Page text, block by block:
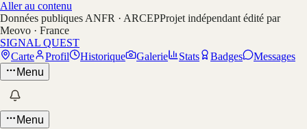
Aller au contenu
Données publiques ANFR · ARCEPProjet indépendant édité par
Meovo · France
SIGNAL QUEST
Carte
Profil Historique Galerie Stats Badges
Messages
Menu
Menu